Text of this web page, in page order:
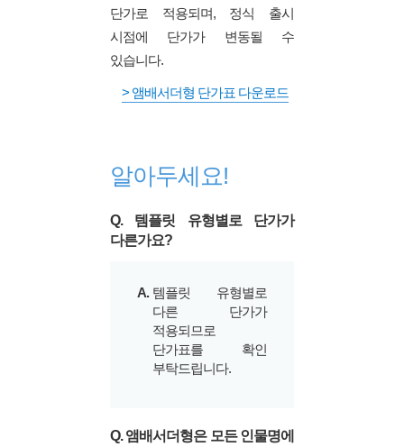
단가로 적용되며, 정식 출시
시점에 단가가 변동될 수
있습니다.
> 앰배서더형 단가표 다운로드
알아두세요!
Q. 템플릿 유형별로 단가가
다른가요?
A. 템플릿 유형별로
다른 단가가
적용되므로
단가표를 확인
부탁드립니다.
Q. 앰배서더형은 모든 인물명에